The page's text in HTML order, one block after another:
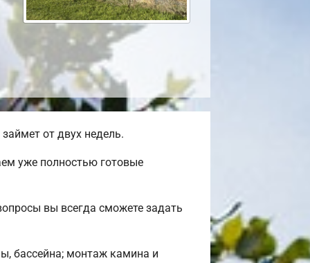
от двух недель.
уже полностью готовые
вы всегда сможете задать
бассейна; монтаж камина и